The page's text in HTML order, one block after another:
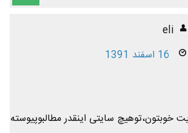
eli
16 اسفند 1391
خوبتون،توهیچ سایتی اینقدر مطالبوپیوسته